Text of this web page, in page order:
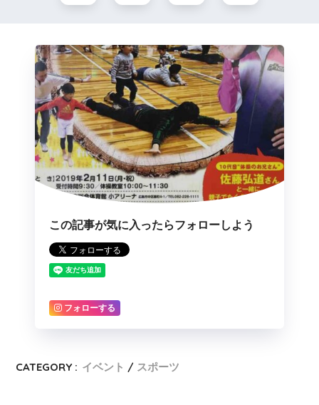
この記事が気に入ったらフォローしよう
フォローする
CATEGORY : イベント スポーツ